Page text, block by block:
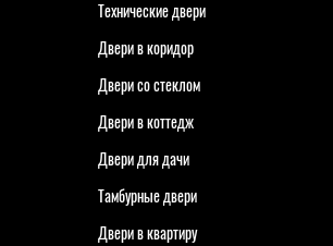
Технические двери
Двери в коридор
Двери со стеклом
Двери в коттедж
Двери для дачи
Тамбурные двери
Двери в квартиру